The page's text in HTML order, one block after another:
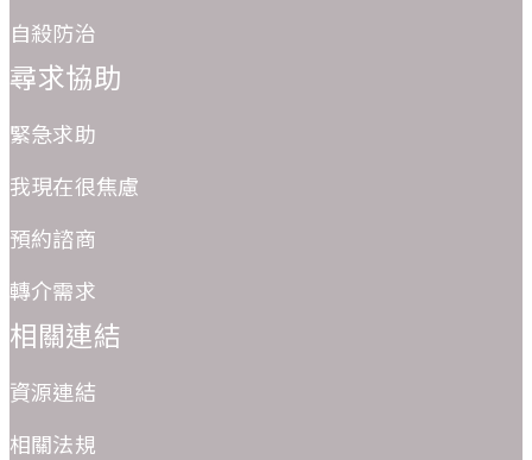
自殺防治
尋求協助
緊急求助
我現在很焦慮
預約諮商
轉介需求
相關連結
資源連結
相關法規